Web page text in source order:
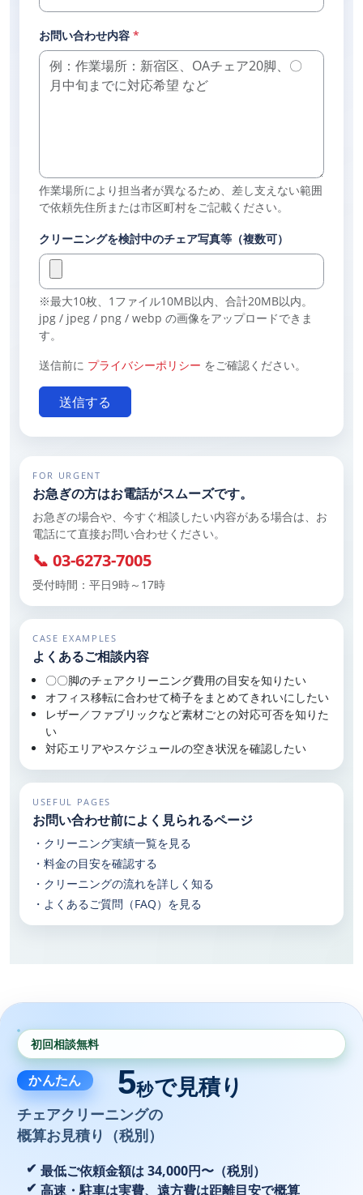
お問い合わせ内容 *
作業場所により担当者が異なるため、差し支えない範囲
で依頼先住所または市区町村をご記載ください。
クリーニングを検討中のチェア写真等（複数可）
※最大10枚、1ファイル10MB以内、合計20MB以内。
jpg / jpeg / png / webp の画像をアップロードできま
す。
送信前に プライバシーポリシー をご確認ください。
送信する
FOR URGENT
お急ぎの方はお電話がスムーズです。
お急ぎの場合や、今すぐ相談したい内容がある場合は、お
電話にて直接お問い合わせください。
📞 03-6273-7005
受付時間：平日9時～17時
CASE EXAMPLES
よくあるご相談内容
〇〇脚のチェアクリーニング費用の目安を知りたい
オフィス移転に合わせて椅子をまとめてきれいにしたい
レザー／ファブリックなど素材ごとの対応可否を知りた
い
対応エリアやスケジュールの空き状況を確認したい
USEFUL PAGES
お問い合わせ前によく見られるページ
・クリーニング実績一覧を見る
・料金の目安を確認する
・クリーニングの流れを詳しく知る
・よくあるご質問（FAQ）を見る
初回相談無料
かんたん 5秒で見積り
チェアクリーニングの
概算お見積り（税別）
最低ご依頼金額は 34,000円〜（税別）
高速・駐車は実費、遠方費は距離目安で概算